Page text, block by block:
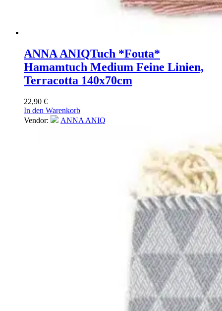
ANNA ANIQTuch *Fouta*
Hamamtuch Medium Feine Linien,
Terracotta 140x70cm
22,90 €
In den Warenkorb
Vendor:
ANNA ANIQ